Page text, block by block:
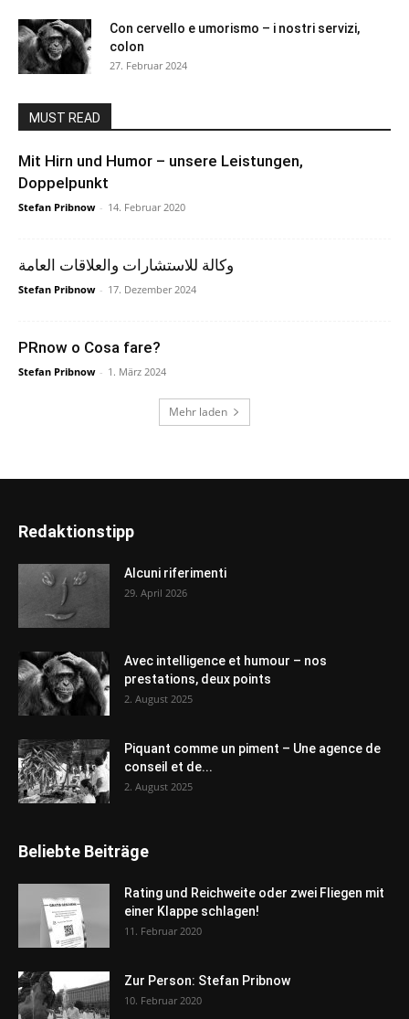
Con cervello e umorismo – i nostri servizi,
colon
27. Februar 2024
MUST READ
Mit Hirn und Humor – unsere Leistungen,
Doppelpunkt
Stefan Pribnow - 14. Februar 2020
وكالة للاستشارات والعلاقات العامة
Stefan Pribnow - 17. Dezember 2024
PRnow o Cosa fare?
Stefan Pribnow - 1. März 2024
Mehr laden
Redaktionstipp
Alcuni riferimenti
29. April 2026
Avec intelligence et humour – nos
prestations, deux points
2. August 2025
Piquant comme un piment – Une agence de
conseil et de...
2. August 2025
Beliebte Beiträge
Rating und Reichweite oder zwei Fliegen mit
einer Klappe schlagen!
11. Februar 2020
Zur Person: Stefan Pribnow
10. Februar 2020